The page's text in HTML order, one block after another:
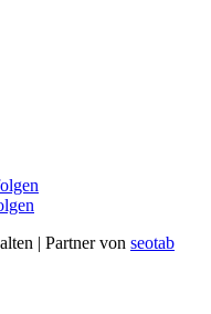
| Partner von seotab